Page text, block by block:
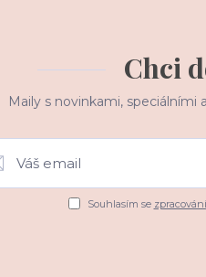
Chci
Maily s novinkami, speciálními
Souhlasím se